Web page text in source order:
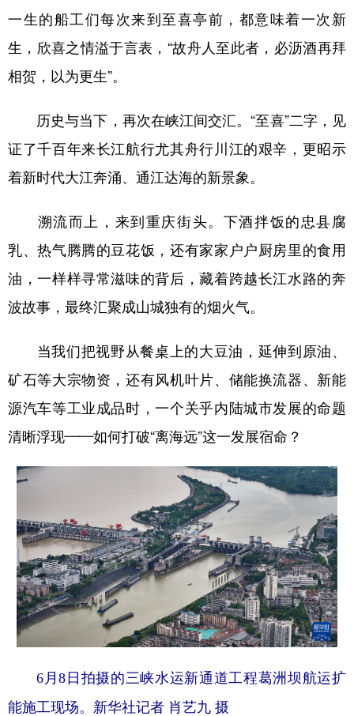
一生的船工们每次来到至喜亭前，都意味着一次新
生，欣喜之情溢于言表，“故舟人至此者，必沥酒再拜
相贺，以为更生”。
历史与当下，再次在峡江间交汇。“至喜”二字，见
证了千百年来长江航行尤其舟行川江的艰辛，更昭示
着新时代大江奔涌、通江达海的新景象。
溯流而上，来到重庆街头。下酒拌饭的忠县腐
乳、热气腾腾的豆花饭，还有家家户户厨房里的食用
油，一样样寻常滋味的背后，藏着跨越长江水路的奔
波故事，最终汇聚成山城独有的烟火气。
当我们把视野从餐桌上的大豆油，延伸到原油、
矿石等大宗物资，还有风机叶片、储能换流器、新能
源汽车等工业成品时，一个关乎内陆城市发展的命题
清晰浮现——如何打破“离海远”这一发展宿命？
6月8日拍摄的三峡水运新通道工程葛洲坝航运扩
能施工现场。新华社记者 肖艺九 摄